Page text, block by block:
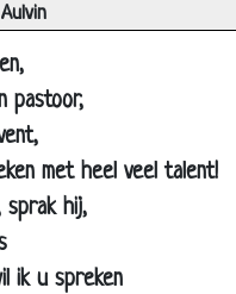
pastoor,
met heel veel talent!
sprak hij,
ik u spreken
Heilig water